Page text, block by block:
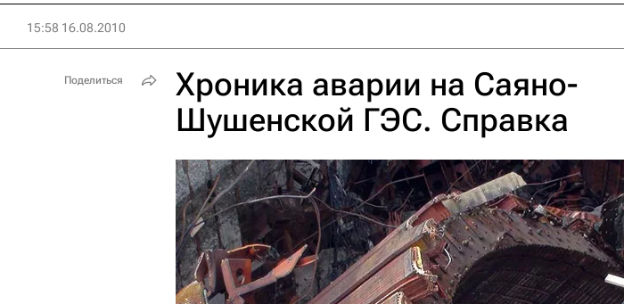
15:58 16.08.2010
Хроника аварии на Саяно-
Шушенской ГЭС. Справка
Поделиться